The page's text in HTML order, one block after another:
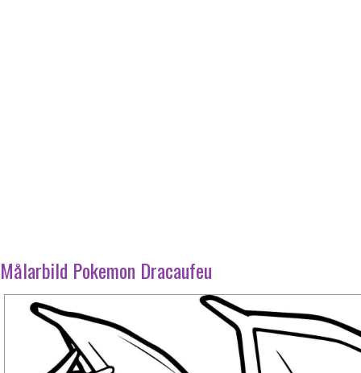
Målarbild Pokemon Dracaufeu